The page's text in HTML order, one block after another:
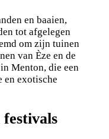
en baaien,
tot afgelegen
om zijn tuinen
van Èze en de
Menton, die een
en exotische